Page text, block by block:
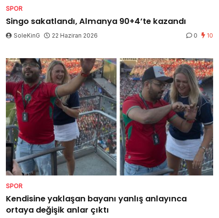
SPOR
Singo sakatlandı, Almanya 90+4’te kazandı
SoleKinG 22 Haziran 2026 0 10
SPOR
Kendisine yaklaşan bayanı yanlış anlayınca
ortaya değişik anlar çıktı